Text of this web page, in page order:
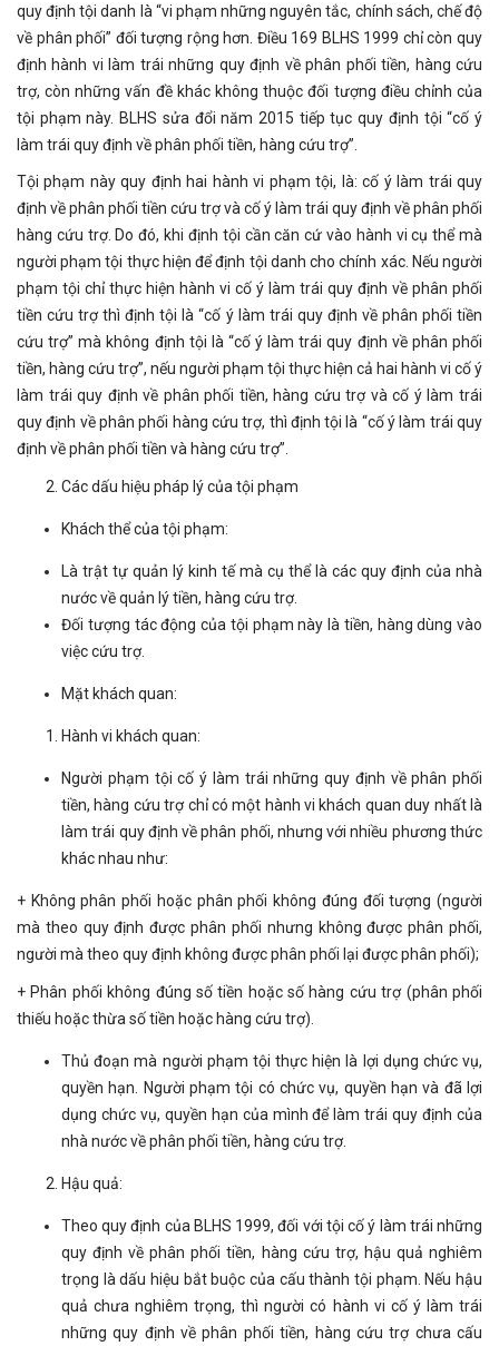
quy định tội danh là “vi phạm những nguyên tắc, chính sách, chế độ
về phân phối” đối tượng rộng hơn. Điều 169 BLHS 1999 chỉ còn quy
định hành vi làm trái những quy định về phân phối tiền, hàng cứu
trợ, còn những vấn đề khác không thuộc đối tượng điều chỉnh của
tội phạm này. BLHS sửa đổi năm 2015 tiếp tục quy định tội “cố ý
làm trái quy định về phân phối tiền, hàng cứu trợ”.
Tội phạm này quy định hai hành vi phạm tội, là: cố ý làm trái quy
định về phân phối tiền cứu trợ và cố ý làm trái quy định về phân phối
hàng cứu trợ. Do đó, khi định tội cần căn cứ vào hành vi cụ thể mà
người phạm tội thực hiện để định tội danh cho chính xác. Nếu người
phạm tội chỉ thực hiện hành vi cố ý làm trái quy định về phân phối
tiền cứu trợ thì định tội là “cố ý làm trái quy định về phân phối tiền
cứu trợ” mà không định tội là “cố ý làm trái quy định về phân phối
tiền, hàng cứu trợ”, nếu người phạm tội thực hiện cả hai hành vi cố ý
làm trái quy định về phân phối tiền, hàng cứu trợ và cố ý làm trái
quy định về phân phối hàng cứu trợ, thì định tội là “cố ý làm trái quy
định về phân phối tiền và hàng cứu trợ”.
Các dấu hiệu pháp lý của tội phạm
Khách thể của tội phạm:
Là trật tự quản lý kinh tế mà cụ thể là các quy định của nhà
nước về quản lý tiền, hàng cứu trợ.
Đối tượng tác động của tội phạm này là tiền, hàng dùng vào
việc cứu trợ.
Mặt khách quan:
Hành vi khách quan:
Người phạm tội cố ý làm trái những quy định về phân phối
tiền, hàng cứu trợ chỉ có một hành vi khách quan duy nhất là
làm trái quy định về phân phối, nhưng với nhiều phương thức
khác nhau như:
+ Không phân phối hoặc phân phối không đúng đối tượng (người
mà theo quy định được phân phối nhưng không được phân phối,
người mà theo quy định không được phân phối lại được phân phối);
+ Phân phối không đúng số tiền hoặc số hàng cứu trợ (phân phối
thiếu hoặc thừa số tiền hoặc hàng cứu trợ).
Thủ đoạn mà người phạm tội thực hiện là lợi dụng chức vụ,
quyền hạn. Người phạm tội có chức vụ, quyền hạn và đã lợi
dụng chức vụ, quyền hạn của mình để làm trái quy định của
nhà nước về phân phối tiền, hàng cứu trợ.
Hậu quả:
Theo quy định của BLHS 1999, đối với tội cố ý làm trái những
quy định về phân phối tiền, hàng cứu trợ, hậu quả nghiêm
trọng là dấu hiệu bắt buộc của cấu thành tội phạm. Nếu hậu
quả chưa nghiêm trọng, thì người có hành vi cố ý làm trái
những quy định về phân phối tiền, hàng cứu trợ chưa cấu